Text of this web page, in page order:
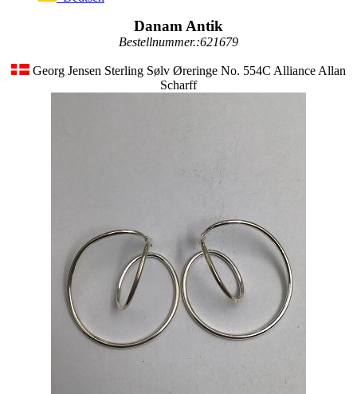
Danam Antik
Bestellnummer.:621679
Georg Jensen Sterling Sølv Øreringe No. 554C Alliance Allan
Scharff